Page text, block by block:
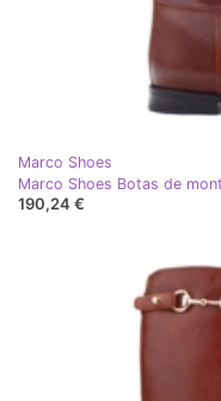
Marco Shoes
Marco Shoes Botas de
190,24 €